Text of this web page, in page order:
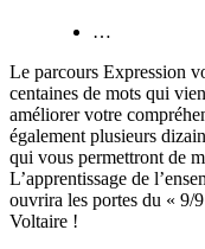
…
Le parcours Expression
centaines de mots qui
améliorer votre
également plusieurs
qui vous permettront de
L’apprentissage de
ouvrira les portes du « 9/
Voltaire !